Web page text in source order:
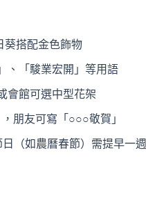
葵搭配金色飾物
、「駿業宏開」等用語
會館可選中型花架
朋友可寫「○○○敬賀」
（如農曆春節）需提早一週